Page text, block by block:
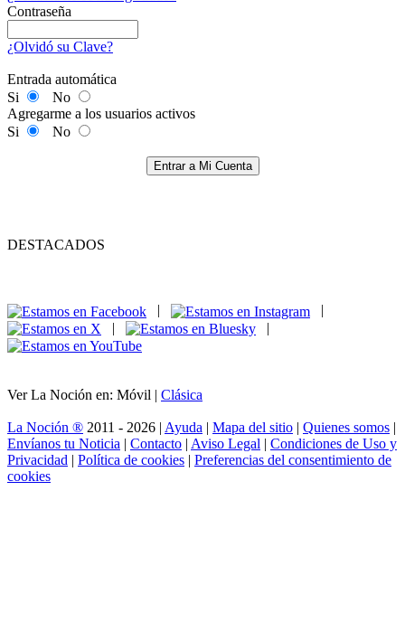
Contraseña
¿Olvidó su Clave?
Entrada automática
Si
No
Agregarme a los usuarios activos
Si
No
Entrar a Mi Cuenta
DESTACADOS
|
|
|
|
Ver La Noción en: Móvil | Clásica
La Noción ® 2011 - 2026 | Ayuda | Mapa del sitio | Quienes somos |
Envíanos tu Noticia | Contacto | Aviso Legal | Condiciones de Uso y
Privacidad | Política de cookies | Preferencias del consentimiento de
cookies